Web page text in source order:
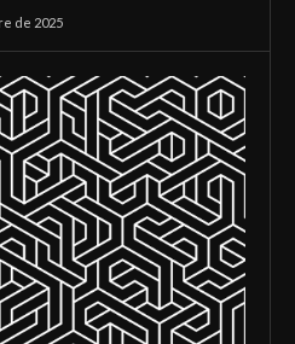
de 2025